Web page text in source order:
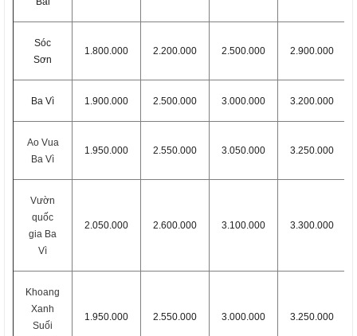
Sóc
Sơn
1.800.000 2.200.000 2.500.000 2.900.000
Ba Vì 1.900.000 2.500.000 3.000.000 3.200.000
Ao Vua
Ba Vì
1.950.000 2.550.000 3.050.000 3.250.000
Vườn
quốc
gia Ba
Vì
2.050.000 2.600.000 3.100.000 3.300.000
Khoang
Xanh
Suối
1.950.000 2.550.000 3.000.000 3.250.000